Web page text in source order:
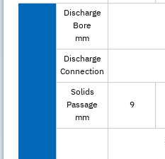
Discharge
Bore
mm
Discharge
Connection
Solids
Passage
mm
9